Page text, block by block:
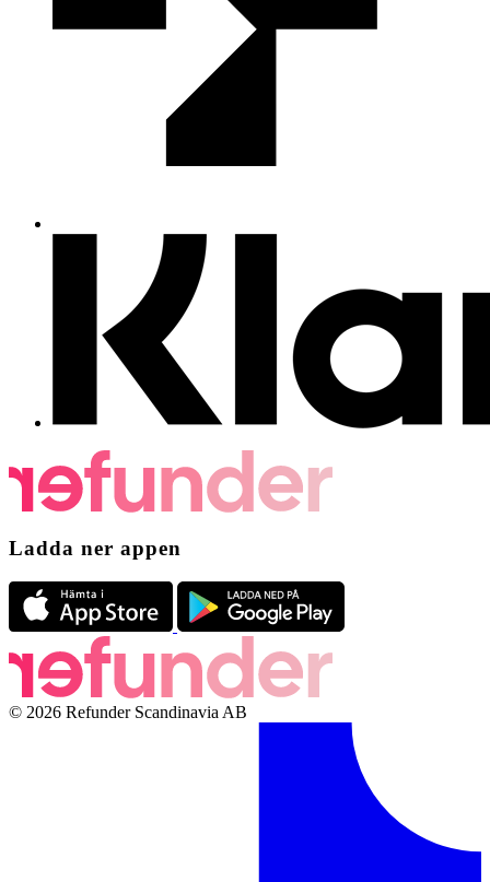
Ladda ner appen
© 2026 Refunder Scandinavia AB